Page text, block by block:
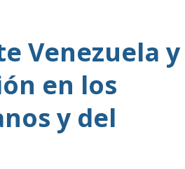
Venezuela y
en los
y del